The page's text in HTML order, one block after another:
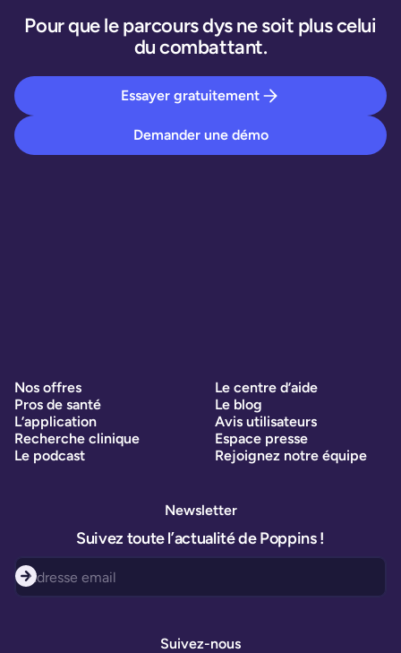
Pour que le parcours dys ne soit plus celui
du combattant.
Essayer gratuitement
Demander une démo
Nos offres
Pros de santé
L’application
Recherche clinique
Le podcast
Le centre d’aide
Le blog
Avis utilisateurs
Espace presse
Rejoignez notre équipe
Suivez-nous
Newsletter
Suivez toute l’actualité de Poppins !